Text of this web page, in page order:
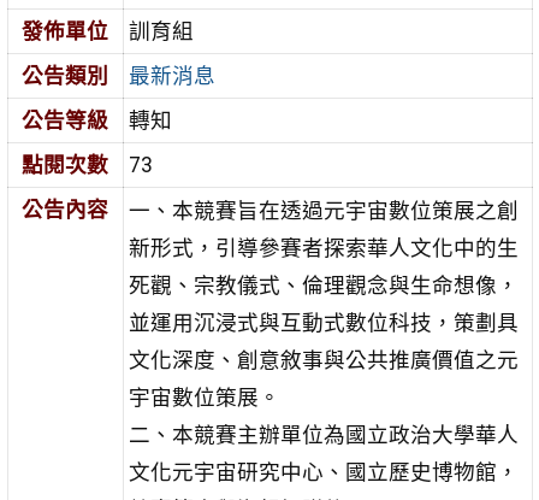
發佈單位
訓育組
公告類別
最新消息
公告等級
轉知
點閱次數
73
公告內容
一、本競賽旨在透過元宇宙數位策展之創
新形式，引導參賽者探索華人文化中的生
死觀、宗教儀式、倫理觀念與生命想像，
並運用沉浸式與互動式數位科技，策劃具
文化深度、創意敘事與公共推廣價值之元
宇宙數位策展。
二、本競賽主辦單位為國立政治大學華人
文化元宇宙研究中心、國立歷史博物館，